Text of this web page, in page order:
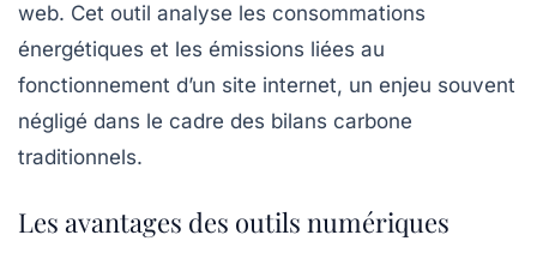
web. Cet outil analyse les consommations
énergétiques et les émissions liées au
fonctionnement d’un site internet, un enjeu souvent
négligé dans le cadre des bilans carbone
traditionnels.
Les avantages des outils numériques